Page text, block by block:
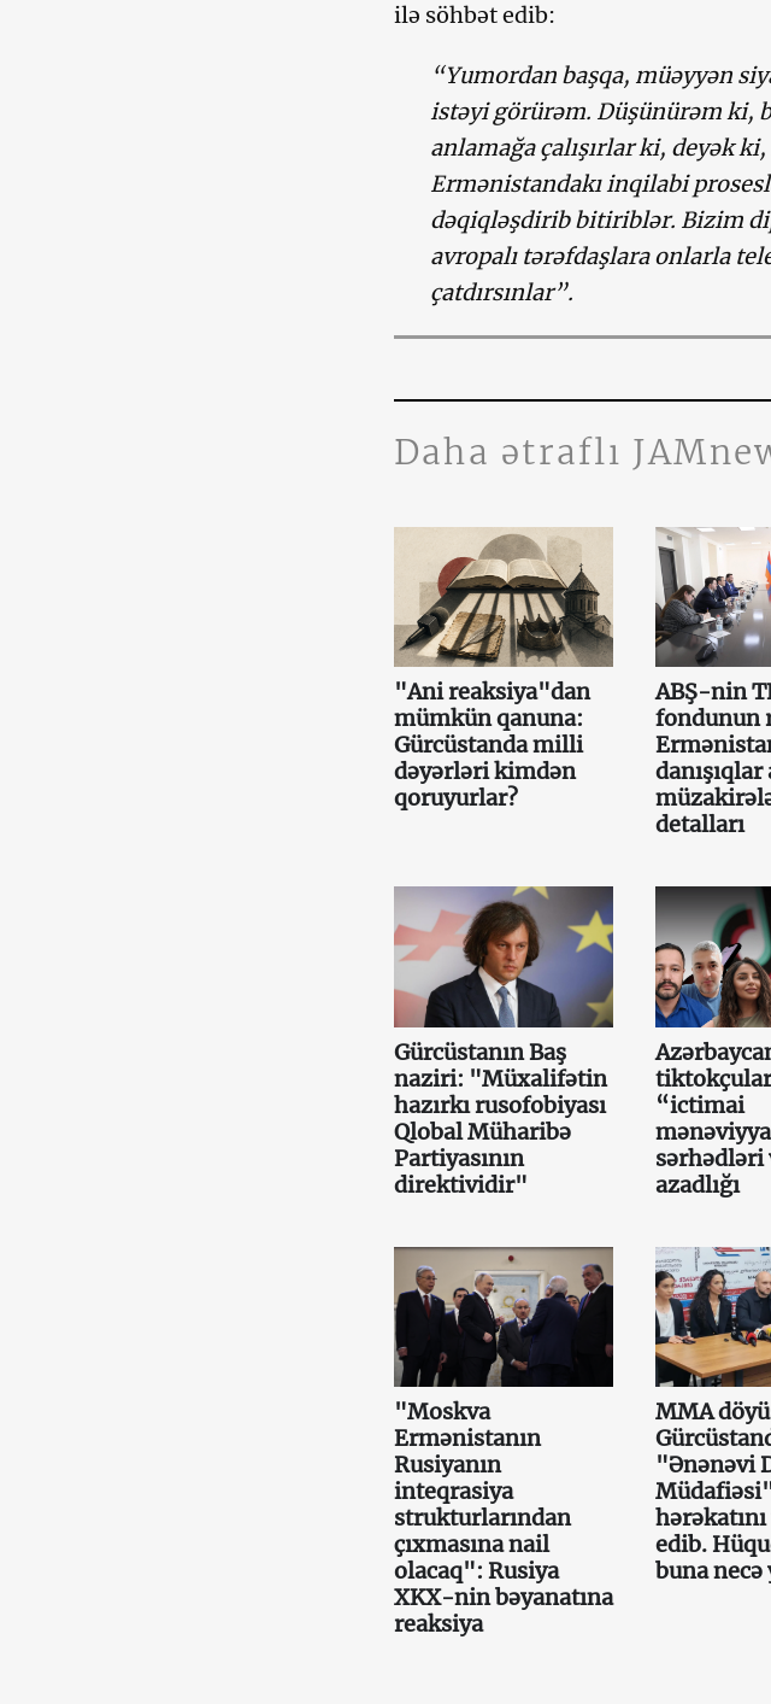
ilə söhbət edib:
“Yumordan başqa, müəyyən
istəyi görürəm. Düşünürəm ki,
anlamağa çalışırlar ki, deyək
Ermənistandakı inqilabi
dəqiqləşdirib bitiriblər. Bizim
avropalı tərəfdaşlara onlarla
çatdırsınlar”.
Daha ətraflı
"Ani reaksiya"dan
mümkün qanuna:
Gürcüstanda milli
dəyərləri kimdən
qoruyurlar?
ABŞ-nin
fondunun
danışıqlar
detalları
Gürcüstanın Baş
naziri: "Müxalifətin
hazırkı rusofobiyası
Qlobal Müharibə
Partiyasının
direktividir"
“ictimai
sərhədləri
azadlığı
"Moskva
Ermənistanın
Rusiyanın
inteqrasiya
strukturlarından
çıxmasına nail
olacaq": Rusiya
XKX-nin bəyanatına
reaksiya
MMA
"Ənənəvi
edib.
buna necə